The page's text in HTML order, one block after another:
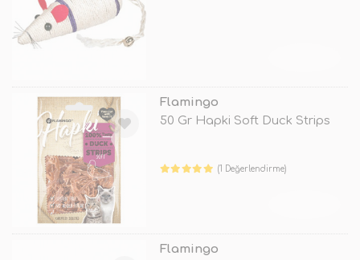
Flamingo
50 Gr Hapki Soft Duck Strips
(1 Değerlendirme)
Flamingo